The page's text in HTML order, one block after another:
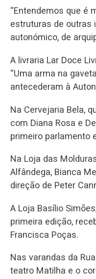
“Entendemos que é
estruturas de outras
autonómico, de
A livraria Lar Doce
“Uma arma na
antecederam à
Na Cervejaria Bela,
com Diana Rosa e
primeiro parlamento
Na Loja das
Alfândega, Bianca
direção de Peter
A Loja Basílio
primeira edição,
Francisca Poças.
Nas varandas da
teatro Matilha e o